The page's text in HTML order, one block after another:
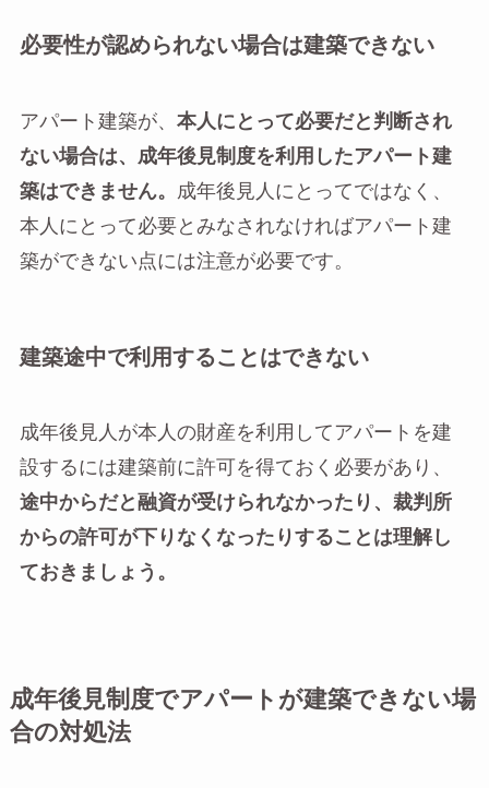
必要性が認められない場合は建築できない
アパート建築が、 本人にとって必要だと判断され
ない場合は、成年後見制度を利用したアパート建
築はできません。
成年後見人にとってではなく、
本人にとって必要とみなされなければアパート建
築ができない点には注意が必要です。
建築途中で利用することはできない
成年後見人が本人の財産を利用してアパートを建
設するには建築前に許可を得ておく必要があり、
途中からだと融資が受けられなかったり、裁判所
からの許可が下りなくなったりすることは理解し
ておきましょう。
成年後見制度でアパートが建築できない場
合の対処法